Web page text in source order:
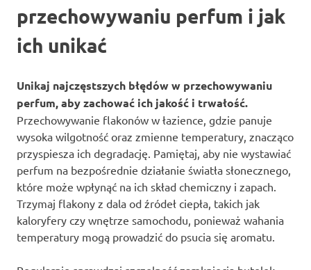
przechowywaniu perfum i jak
ich unikać
Unikaj najczęstszych błędów w przechowywaniu
perfum, aby zachować ich jakość i trwałość.
Przechowywanie flakonów w łazience, gdzie panuje
wysoka wilgotność oraz zmienne temperatury, znacząco
przyspiesza ich degradację. Pamiętaj, aby nie wystawiać
perfum na bezpośrednie działanie światła słonecznego,
które może wpłynąć na ich skład chemiczny i zapach.
Trzymaj flakony z dala od źródeł ciepła, takich jak
kaloryfery czy wnętrze samochodu, ponieważ wahania
temperatury mogą prowadzić do psucia się aromatu.